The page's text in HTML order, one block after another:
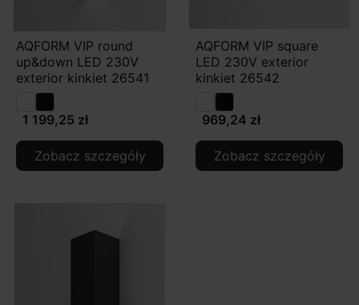
AQFORM VIP round
up&down LED 230V
exterior kinkiet 26541
1 199,25 zł
Zobacz szczegóły
AQFORM VIP square
LED 230V exterior
kinkiet 26542
969,24 zł
Zobacz szczegóły